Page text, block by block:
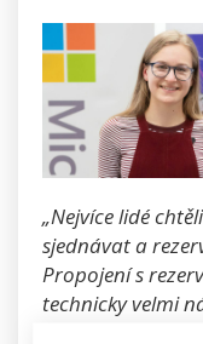
„Nejvíce lidé
sjednávat a
Propojení s
technicky velmi